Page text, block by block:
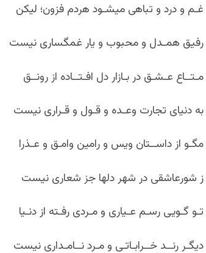
غـم و درد و تباهی می‏شـود هردم فزون؛ لیکن
رفیق همـدل و محبوب و یار غمگساری نیست
مـتــاع عـشـق در بـازار دل افـتــاده از رونــق
به دنیای تجارت وعـده و قـول و قـراری نیست
مگـو از داســتان ویس و رامین وامـق و عـذرا
ز شورعاشقی در شهر دل‏ها جز شعاری نیست
تـو گـویی رسـم عـیاری و مـردی رفـته از دنـیا
دیگـر رنــد خــرابـاتـی و مـرد نــامـداری نیست